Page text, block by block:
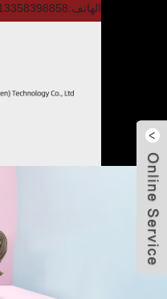
الهاتف:13358398858
ارسل بريد
الكتروني